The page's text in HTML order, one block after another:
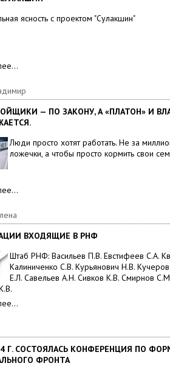
ясность с проектом "Сулакшин"
— ПО ЗАКОНУ, А «ПЛАТОН» И
Люди просто хотят работать. Не за
ложечки, а чтобы просто кормить свои
ВХОДЯЩИЕ В РНФ
Штаб РНФ: Васильев П.В. Евстифеев С.А.
Калиниченко С.В. Курьянович Н.В.
Е.Л. Савельев А.Н. Сивков К.В. Смирнов
Г. СОСТОЯЛАСЬ КОНФЕРЕНЦИЯ ПО
ФРОНТА